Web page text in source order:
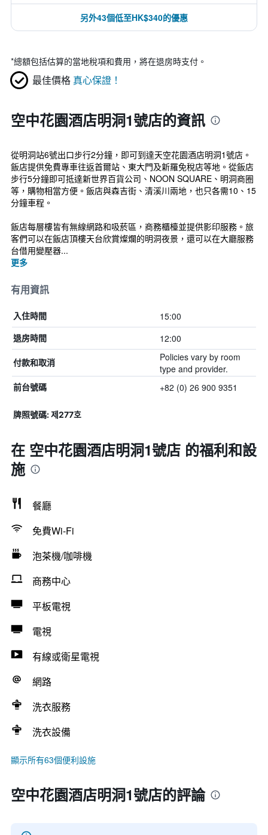
另外43個低至HK$340的優惠
*總額包括估算的當地稅項和費用，將在退房時支付。
最佳價格 真心保證！
空中花園酒店明洞1號店的資訊
從明洞站6號出口步行2分鐘，即可到達天空花園酒店明洞1號店。
飯店提供免費專車往返首爾站、東大門及新羅免稅店等地。從飯店
步行5分鐘即可抵達新世界百貨公司、NOON SQUARE、明洞商圈
等，購物相當方便。飯店與森吉街、清溪川兩地，也只各需10、15
分鐘車程。
飯店每層樓皆有無線網路和吸菸區，商務櫃檯並提供影印服務。旅
客們可以在飯店頂樓天台欣賞燦爛的明洞夜景，還可以在大廳服務
台借用變壓器...
更多
有用資訊
入住時間 15:00
退房時間 12:00
付款和取消
Policies vary by room
type and provider.
前台號碼 +82 (0) 26 900 9351
牌照號碼: 제277호
在 空中花園酒店明洞1號店 的福利和設
施
餐廳
免費Wi-Fi
泡茶機/咖啡機
商務中心
平板電視
電視
有線或衛星電視
網路
洗衣服務
洗衣設備
顯示所有63個便利設施
空中花園酒店明洞1號店的評論